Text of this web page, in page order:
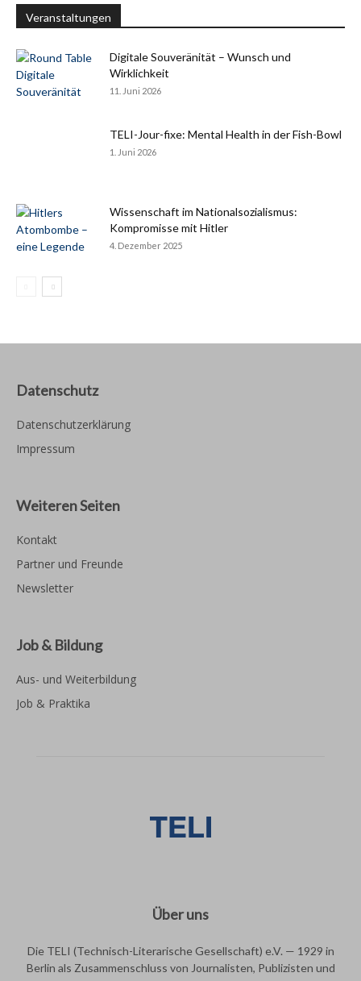
Veranstaltungen
Digitale Souveränität – Wunsch und
Wirklichkeit
11. Juni 2026
TELI-Jour-fixe: Mental Health in der Fish-Bowl
1. Juni 2026
Wissenschaft im Nationalsozialismus:
Kompromisse mit Hitler
4. Dezember 2025
Datenschutz
Datenschutzerklärung
Impressum
Weiteren Seiten
Kontakt
Partner und Freunde
Newsletter
Job & Bildung
Aus- und Weiterbildung
Job & Praktika
Über uns
Die TELI (Technisch-Literarische Gesellschaft) e.V. — 1929 in
Berlin als Zusammenschluss von Journalisten, Publizisten und